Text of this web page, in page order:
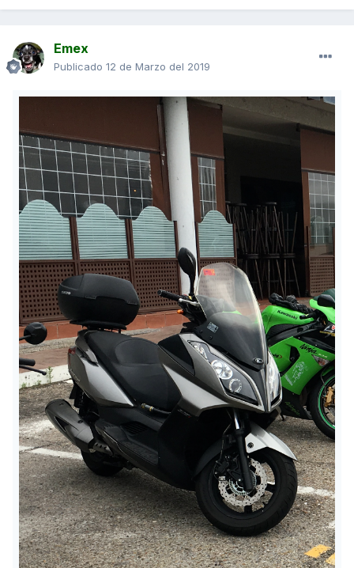
Emex
Publicado 12 de Marzo del 2019